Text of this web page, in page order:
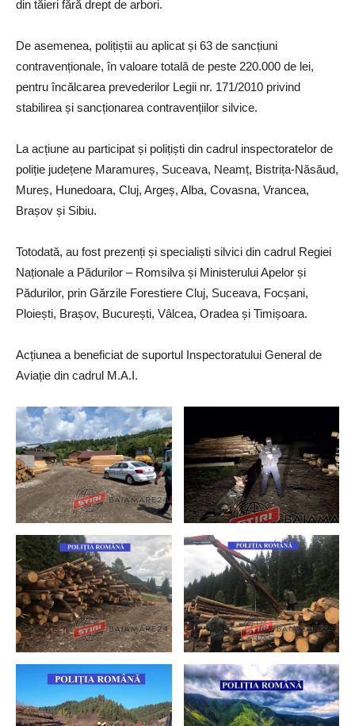
din tăieri fără drept de arbori.
De asemenea, polițiștii au aplicat și 63 de sancțiuni
contravenționale, în valoare totală de peste 220.000 de lei,
pentru încălcarea prevederilor Legii nr. 171/2010 privind
stabilirea și sancționarea contravențiilor silvice.
La acțiune au participat și polițiști din cadrul inspectoratelor de
poliție județene Maramureș, Suceava, Neamț, Bistrița-Năsăud,
Mureș, Hunedoara, Cluj, Argeș, Alba, Covasna, Vrancea,
Brașov și Sibiu.
Totodată, au fost prezenți și specialiști silvici din cadrul Regiei
Naționale a Pădurilor – Romsilva și Ministerului Apelor și
Pădurilor, prin Gărzile Forestiere Cluj, Suceava, Focșani,
Ploiești, Brașov, București, Vâlcea, Oradea și Timișoara.
Acțiunea a beneficiat de suportul Inspectoratului General de
Aviație din cadrul M.A.I.